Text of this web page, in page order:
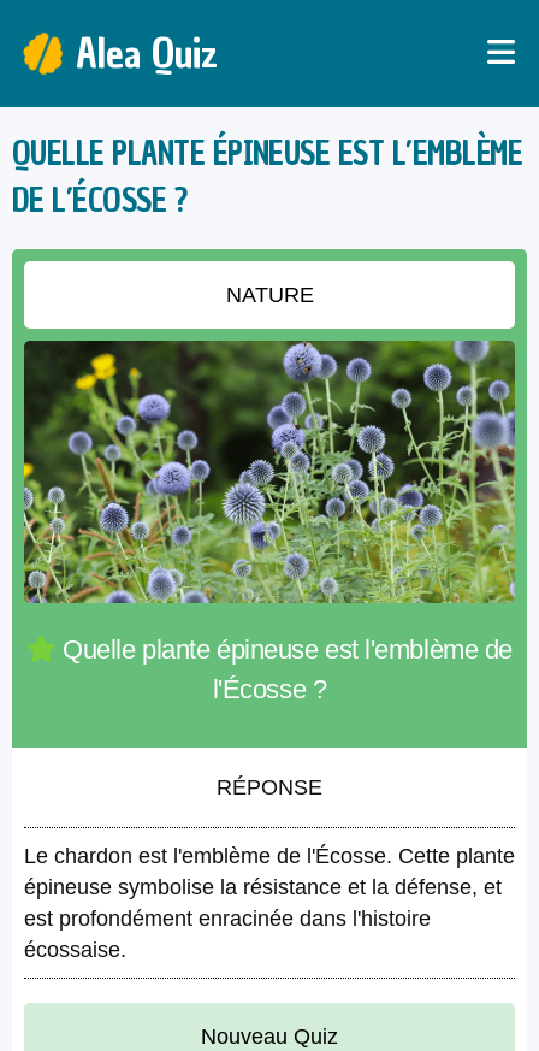
Alea Quiz
QUELLE PLANTE ÉPINEUSE EST L’EMBLÈME
DE L’ÉCOSSE ?
NATURE
Quelle plante épineuse est l'emblème de
l'Écosse ?
RÉPONSE
Le chardon est l'emblème de l'Écosse. Cette plante
épineuse symbolise la résistance et la défense, et
est profondément enracinée dans l'histoire
écossaise.
Nouveau Quiz